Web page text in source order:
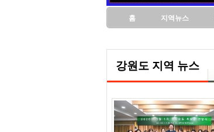
홈 지역뉴스
강원도 지역 뉴스